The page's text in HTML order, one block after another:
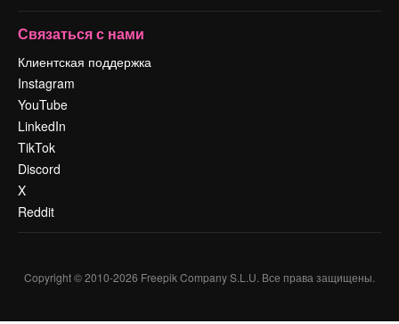
Связаться с нами
Клиентская поддержка
Instagram
YouTube
LinkedIn
TikTok
Discord
X
Reddit
Copyright © 2010-2026 Freepik Company S.L.U. Все права защищены.